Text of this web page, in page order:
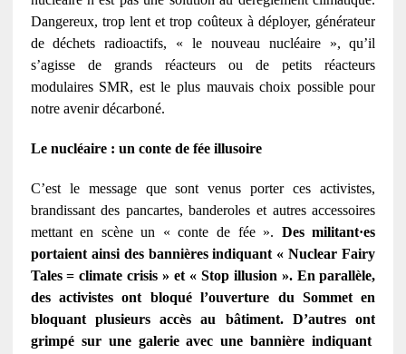
Dangereux, trop lent et trop coûteux à déployer, générateur
de déchets radioactifs, « le nouveau nucléaire », qu’il
s’agisse de grands réacteurs ou de petits réacteurs
modulaires SMR, est le plus mauvais choix possible pour
notre avenir décarboné.
Le nucléaire : un conte de fée illusoire
C’est le message que sont venus porter ces activistes,
brandissant des pancartes, banderoles et autres accessoires
mettant en scène un « conte de fée ». Des militant·es
portaient ainsi des bannières indiquant « Nuclear Fairy
Tales = climate crisis » et « Stop illusion ». En parallèle,
des activistes ont bloqué l’ouverture du Sommet en
bloquant plusieurs accès au bâtiment. D’autres ont
grimpé sur une galerie avec une bannière indiquant